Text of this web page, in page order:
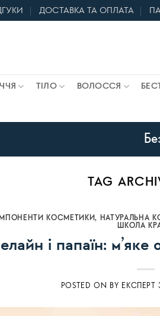
ДОСТАВКА ТА ОПЛАТА
ТІЛО ВОЛОССЯ
TAG
КОСМЕТИКИ, НАТУРАЛЬНА
ШКОЛА
і папаїн:
POSTED ON BY ЕКСПЕРТ